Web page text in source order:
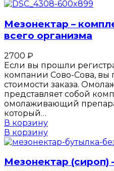
Мезонектар –
всего организма
2700 ₽
Если вы прошли
компании Сово-Сова, вы
стоимости заказа.
представляет собой
омолаживающий
который…
В корзину
В корзину
Мезонектар (сироп)